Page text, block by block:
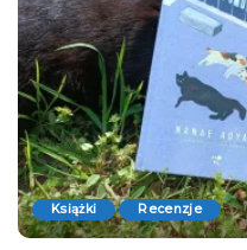
Książki Recenzje